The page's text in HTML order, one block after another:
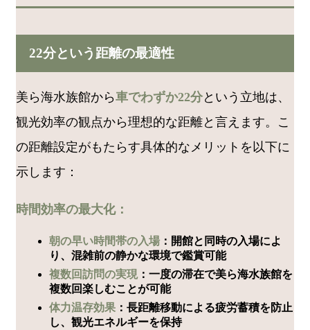
22分という距離の最適性
美ら海水族館から車でわずか22分という立地は、
観光効率の観点から理想的な距離と言えます。こ
の距離設定がもたらす具体的なメリットを以下に
示します：
時間効率の最大化：
朝の早い時間帯の入場 ：開館と同時の入場によ
り、混雑前の静かな環境で鑑賞可能
複数回訪問の実現：一度の滞在で美ら海水族館を
複数回楽しむことが可能
体力温存効果 ：長距離移動による疲労蓄積を防止
し、観光エネルギーを保持